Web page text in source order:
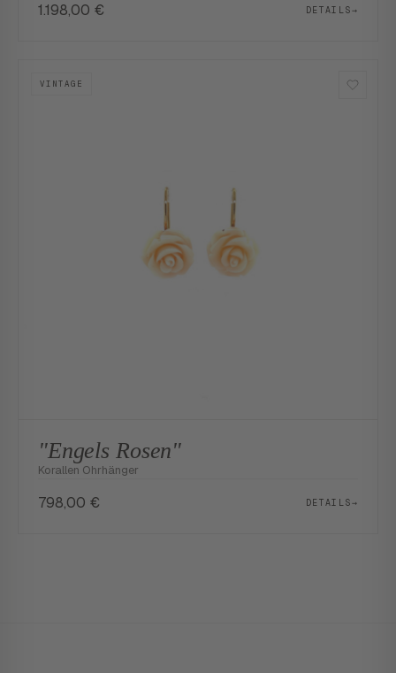
1.198,00 € DETAILS→
VINTAGE
"Engels Rosen"
Korallen Ohrhänger
798,00 € DETAILS→